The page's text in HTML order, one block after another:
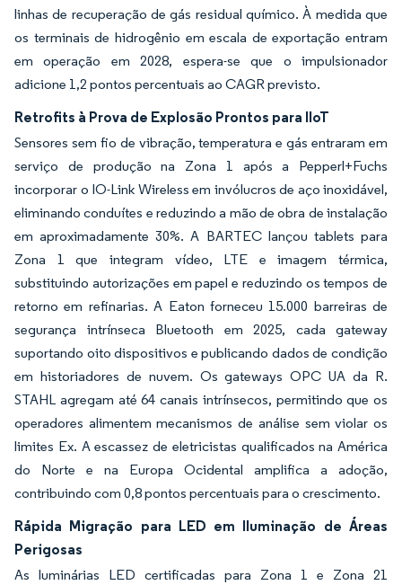
linhas de recuperação de gás residual químico. À medida que
os terminais de hidrogênio em escala de exportação entram
em operação em 2028, espera-se que o impulsionador
adicione 1,2 pontos percentuais ao CAGR previsto.
Retrofits à Prova de Explosão Prontos para IIoT
Sensores sem fio de vibração, temperatura e gás entraram em
serviço de produção na Zona 1 após a Pepperl+Fuchs
incorporar o IO-Link Wireless em invólucros de aço inoxidável,
eliminando conduítes e reduzindo a mão de obra de instalação
em aproximadamente 30%. A BARTEC lançou tablets para
Zona 1 que integram vídeo, LTE e imagem térmica,
substituindo autorizações em papel e reduzindo os tempos de
retorno em refinarias. A Eaton forneceu 15.000 barreiras de
segurança intrínseca Bluetooth em 2025, cada gateway
suportando oito dispositivos e publicando dados de condição
em historiadores de nuvem. Os gateways OPC UA da R.
STAHL agregam até 64 canais intrínsecos, permitindo que os
operadores alimentem mecanismos de análise sem violar os
limites Ex. A escassez de eletricistas qualificados na América
do Norte e na Europa Ocidental amplifica a adoção,
contribuindo com 0,8 pontos percentuais para o crescimento.
Rápida Migração para LED em Iluminação de Áreas
Perigosas
As luminárias LED certificadas para Zona 1 e Zona 21